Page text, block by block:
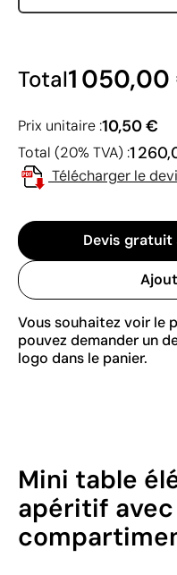
Total1
Prix unitaire :10,50 €
Total (20% TVA) :1
Télécharger le
Devis gratuit
Vous souhaitez voir le
pouvez demander un
logo dans le panier.
Mini table
apéritif